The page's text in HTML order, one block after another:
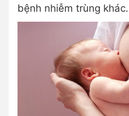
bệnh nhiễm trùng khác.